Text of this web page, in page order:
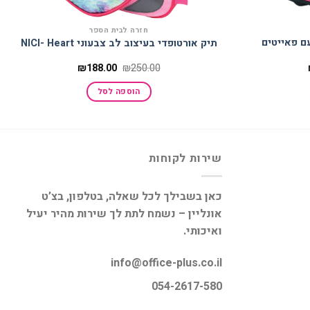
פאייטים
המחיר
חזרה לבית הספר
תיק אורטופדי בעיצוב לב צבעוני NICI- Heart
₪250.00 המחיר
היה:
₪250.00.
₪188.00
הוספה לסל
שירות לקוחות
כאן בשבילך לכל שאלה, בטלפון, בצ’ט
אונליין – נשמח לתת לך שירות מהיר יעיל
ואיכותי.
info@office-plus.co.il
054-2617-580